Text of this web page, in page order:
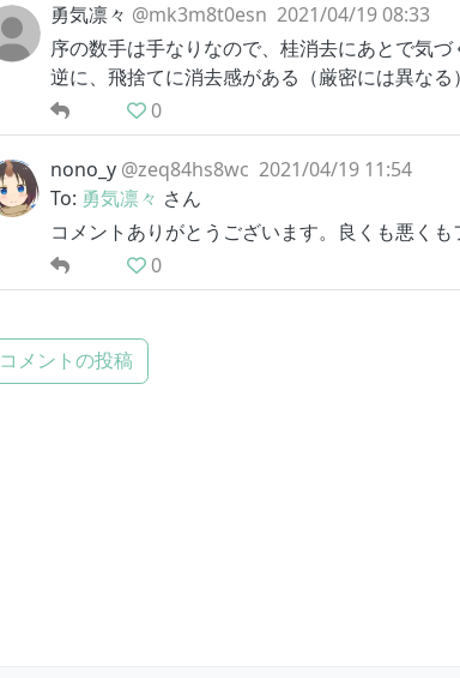
勇気凛々 @mk3m8t0esn 2021/04/19 08:33
序の数手は手なりなので、桂消去にあとで気づ
逆に、飛捨てに消去感がある（厳密には異なる
0
nono_y @zeq84hs8wc 2021/04/19 11:54
To: 勇気凛々 さん
コメントありがとうございます。良くも悪くも
0
コメントの投稿